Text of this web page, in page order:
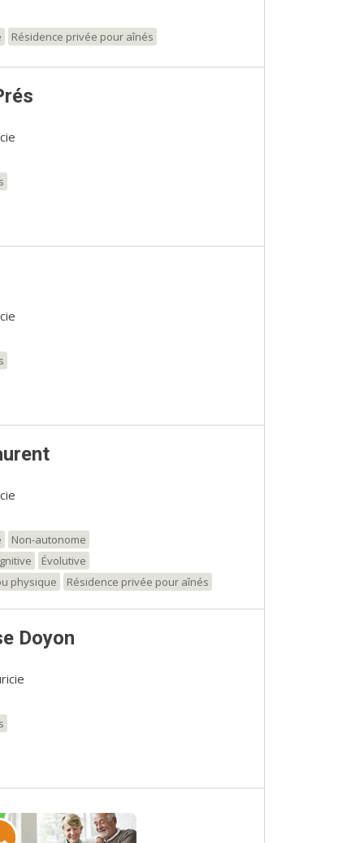
Résidence privée pour aînés
Non-autonome
Évolutive
physique
Résidence privée pour aînés
Doyon